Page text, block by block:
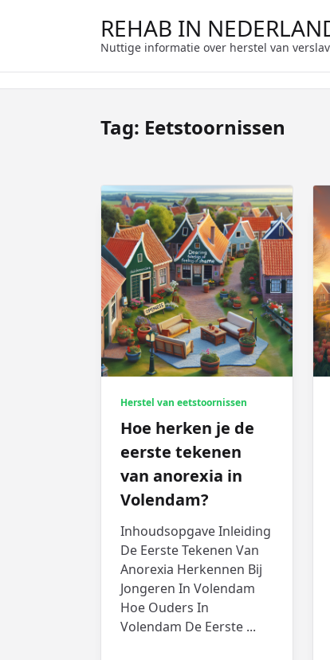
REHAB IN
Nuttige informatie over herstel van
Tag: Eetstoornissen
Herstel van eetstoornissen
Hoe herken je de
eerste tekenen
van anorexia in
Volendam?
Inhoudsopgave Inleiding
De Eerste Tekenen Van
Anorexia Herkennen Bij
Jongeren In Volendam
Hoe Ouders In
Volendam De Eerste ...